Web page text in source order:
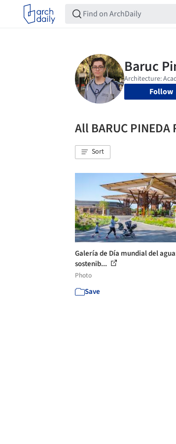
Follow
All BARUC
Sort
Galería de Día mundial del
sostenib...
Photo
Save